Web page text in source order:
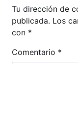
Tu dirección de
publicada. Los
con *
Comentario *